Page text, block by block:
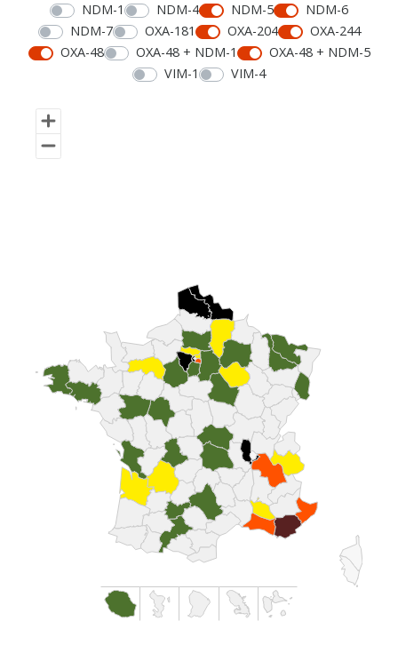
NDM-1
NDM-4 NDM-5
NDM-6
NDM-7
OXA-181 OXA-204
OXA-244
OXA-48
OXA-48 + NDM-1
OXA-48 + NDM-5
VIM-1
VIM-4